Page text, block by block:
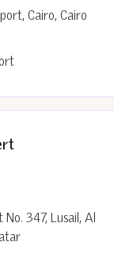
Cairo, Cairo
347, Lusail, Al